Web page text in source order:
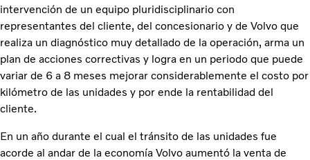
intervención de un equipo pluridisciplinario con
representantes del cliente, del concesionario y de Volvo que
realiza un diagnóstico muy detallado de la operación, arma un
plan de acciones correctivas y logra en un periodo que puede
variar de 6 a 8 meses mejorar considerablemente el costo por
kilómetro de las unidades y por ende la rentabilidad del
cliente.
En un año durante el cual el tránsito de las unidades fue
acorde al andar de la economía Volvo aumentó la venta de